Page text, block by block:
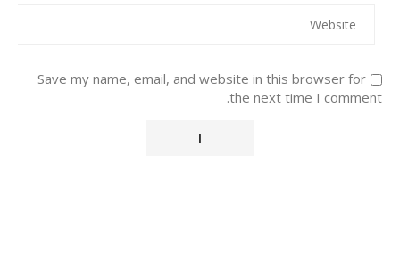
Save my name, email, and website in this browser for
the next time I comment.